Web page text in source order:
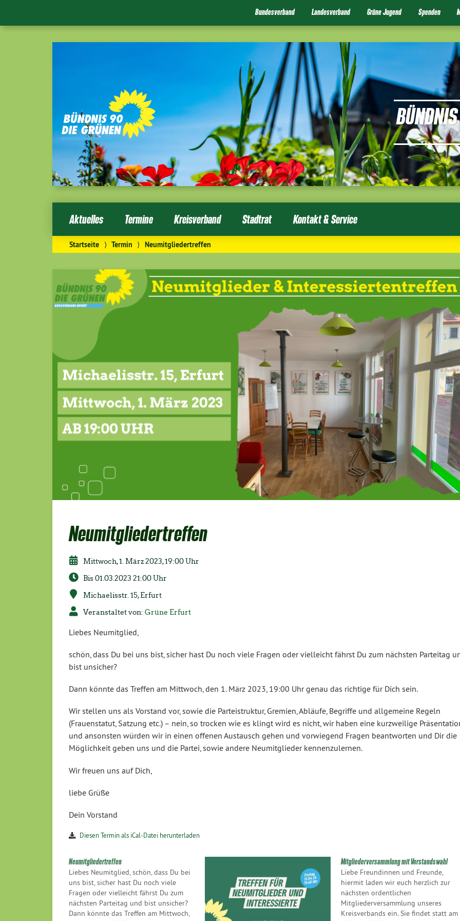
Bundesverband Landesverband Grüne Jugend Spenden
Aktuelles Termine Kreisverband Stadtrat Kontakt & Service
Startseite ⟩ Termin ⟩ Neumitgliedertreffen
Neumitgliedertreffen
Mittwoch, 1. März 2023, 19:00 Uhr
Bis 01.03.2023 21:00 Uhr
Michaelisstr. 15, Erfurt
Veranstaltet von:Grüne Erfurt
Liebes Neumitglied,
schön, dass Du bei uns bist, sicher hast Du noch viele Fragen oder vielleicht fährst Du zum nächsten Parteitag
bist unsicher?
Dann könnte das Treffen am Mittwoch, den 1. März 2023, 19:00 Uhr genau das richtige für Dich sein.
Wir stellen uns als Vorstand vor, sowie die Parteistruktur, Gremien, Abläufe, Begriffe und allgemeine Regeln
(Frauenstatut, Satzung etc.) – nein, so trocken wie es klingt wird es nicht, wir haben eine kurzweilige
und ansonsten würden wir in einen offenen Austausch gehen und vorwiegend Fragen beantworten und Dir die
Möglichkeit geben uns und die Partei, sowie andere Neumitglieder kennenzulernen.
Wir freuen uns auf Dich,
liebe Grüße
Dein Vorstand
Diesen Termin als iCal-Datei herunterladen
Neumitgliedertreffen
Liebes Neumitglied, schön, dass Du bei
uns bist, sicher hast Du noch viele
Fragen oder vielleicht fährst Du zum
nächsten Parteitag und bist unsicher?
Dann könnte das Treffen am Mittwoch,
Mitgliederversammlung mit Vorstandswahl
Liebe Freundinnen und Freunde,
hiermit laden wir euch herzlich zur
nächsten ordentlichen
Mitgliederversammlung unseres
Kreisverbands ein. Sie findet statt am